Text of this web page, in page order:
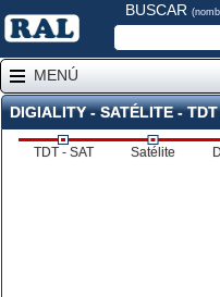
BUSCAR
MENÚ
DIGIALITY - SATÉLITE -
TDT - SAT Satélite